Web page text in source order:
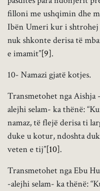
filloni me ushqimin dhe
Ibën Umeri kur i
nuk shkonte derisa të
e imamit”[9].
10- Namazi gjatë kotjes.
Transmetohet nga Aishja
alejhi selam- ka thënë:
namaz, të flejë derisa ti
duke u kotur, ndoshta
veten e tij”[10].
Transmetohet nga Ebu
-alejhi selam- ka thënë: